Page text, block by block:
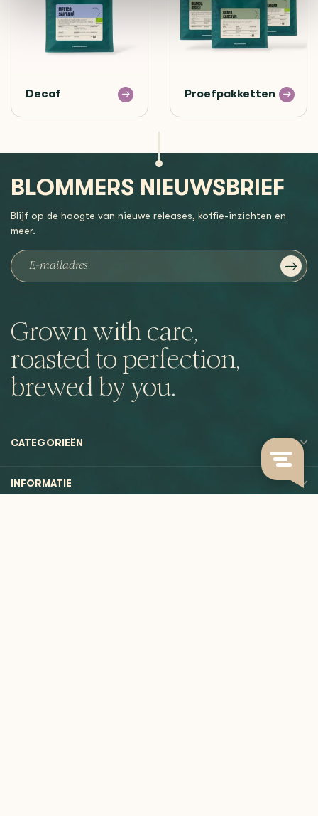
Decaf Proefpakketten
Grown with care,
roasted to perfection,
brewed by you.
BLOMMERS NIEUWSBRIEF
Blijf op de hoogte van nieuwe releases, koffie-inzichten en
meer.
CATEGORIEËN
INFORMATIE